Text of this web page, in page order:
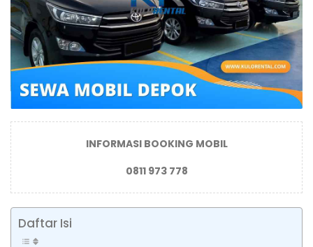
INFORMASI BOOKING MOBIL
0811 973 778
Daftar Isi